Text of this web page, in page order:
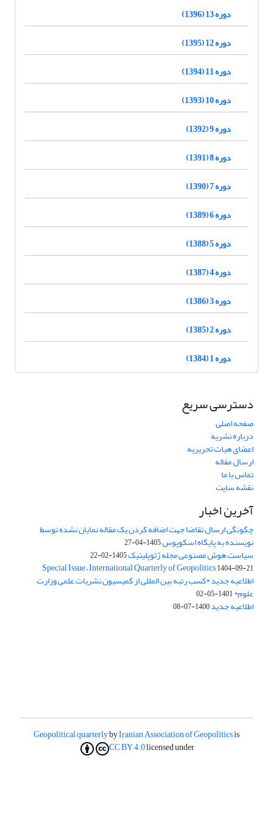
دوره 13 (1396)
دوره 12 (1395)
دوره 11 (1394)
دوره 10 (1393)
دوره 9 (1392)
دوره 8 (1391)
دوره 7 (1390)
دوره 6 (1389)
دوره 5 (1388)
دوره 4 (1387)
دوره 3 (1386)
دوره 2 (1385)
دوره 1 (1384)
دسترسی سریع
صفحه اصلی
درباره نشریه
اعضای هیات تحریریه
ارسال مقاله
تماس با ما
نقشه سایت
آخرین اخبار
چگونگی ارسال تقاضا جهت اضافه کردن یک مقاله نمایان نشده توسط
نویسنده به پایگاه اسکوپوس1405-04-27
سیاست هوش مصنوعی مجله ژئوپلیتیک1405-02-22
Special Issue – International Quarterly of Geopolitics1404-09-21
اطلاعیه جدید *کسب رتبه بین المللی از کمیسیون نشریات علمی وزارت
علوم*1401-05-02
اطلاعیه جدید1400-07-08
Geopolitical quarterlybyIranian Association of Geopoliticsis
licensed under
CC BY 4.0